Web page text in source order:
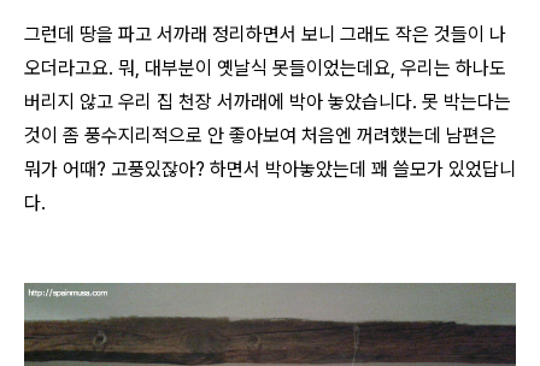
그런데 땅을 파고 서까래 정리하면서 보니 그래도 작은 것들이 나
오더라고요. 뭐, 대부분이 옛날식 못들이었는데요, 우리는 하나도
버리지 않고 우리 집 천장 서까래에 박아 놓았습니다. 못 박는다는
것이 좀 풍수지리적으로 안 좋아보여 처음엔 꺼려했는데 남편은
뭐가 어때? 고풍있잖아? 하면서 박아놓았는데 꽤 쓸모가 있었답니
다.